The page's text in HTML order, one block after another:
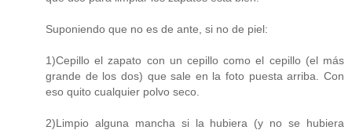
Suponiendo que no es de ante, si no de piel:
1)Cepillo el zapato con un cepillo como el cepillo (el más
grande de los dos) que sale en la foto puesta arriba. Con
eso quito cualquier polvo seco.
2)Limpio alguna mancha si la hubiera (y no se hubiera